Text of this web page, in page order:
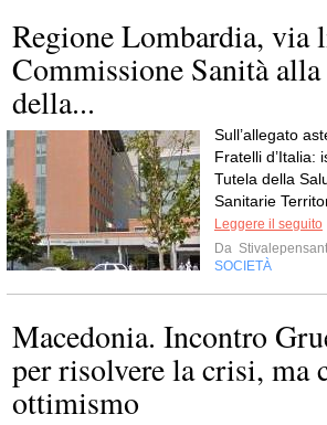
Regione Lombardia, via
Commissione Sanità
della...
Sull’allegato
Fratelli d’Italia:
Tutela della
Sanitarie
Leggere il seguito
Da
SOCIETÀ
Macedonia. Incontro
per risolvere la crisi, ma
ottimismo